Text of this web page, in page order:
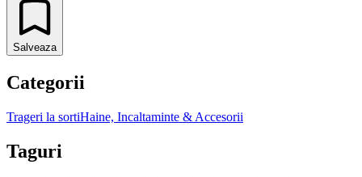
Salveaza
Categorii
Trageri la sortiHaine, Incaltaminte & Accesorii
Taguri